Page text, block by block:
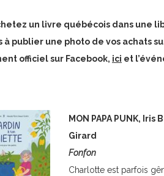
un livre québécois dans une
à publier une photo de vos achats
officiel sur Facebook, ici et
MON PAPA PUNK,
Girard
Fonfon
Charlotte est parfois